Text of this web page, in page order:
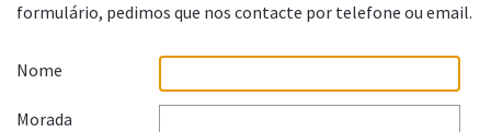
formulário, pedimos que nos contacte por telefone ou email.
Nome
Morada